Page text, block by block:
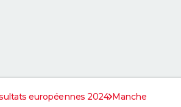
européennes 2024 Manche